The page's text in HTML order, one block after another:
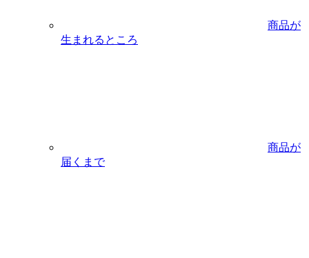
商品が
生まれるところ
商品が
届くまで